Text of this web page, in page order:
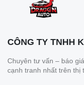
CÔNG TY TNHH
Chuyên tư vấn – báo
cạnh tranh nhất trên thị